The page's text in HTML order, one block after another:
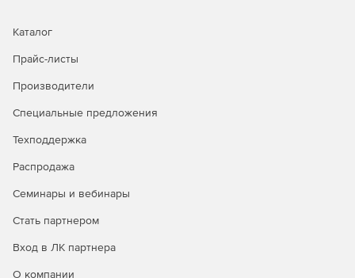
Каталог
Прайс-листы
Производители
Специальные предложения
Техподдержка
Распродажа
Семинары и вебинары
Стать партнером
Вход в ЛК партнера
О компании